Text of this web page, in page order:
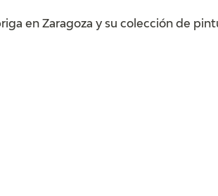
GOYA
en Zaragoza y su colección de